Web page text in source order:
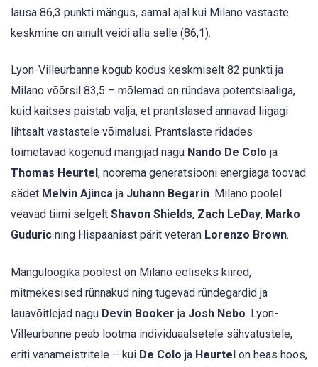
lausa 86,3 punkti mängus, samal ajal kui Milano vastaste
keskmine on ainult veidi alla selle (86,1).
Lyon-Villeurbanne kogub kodus keskmiselt 82 punkti ja
Milano võõrsil 83,5 – mõlemad on ründava potentsiaaliga,
kuid kaitses paistab välja, et prantslased annavad liigagi
lihtsalt vastastele võimalusi. Prantslaste ridades
toimetavad kogenud mängijad nagu Nando De Colo ja
Thomas Heurtel , noorema generatsiooni energiaga toovad
sädet Melvin Ajinca ja Juhann Begarin. Milano poolel
veavad tiimi selgelt Shavon Shields, Zach LeDay, Marko
Guduric ning Hispaaniast pärit veteran Lorenzo Brown.
Mänguloogika poolest on Milano eeliseks kiired,
mitmekesised rünnakud ning tugevad ründegardid ja
lauavõitlejad nagu Devin Booker ja Josh Nebo. Lyon-
Villeurbanne peab lootma individuaalsetele sähvatustele,
eriti vanameistritele – kui De Colo ja Heurtel on heas hoos,